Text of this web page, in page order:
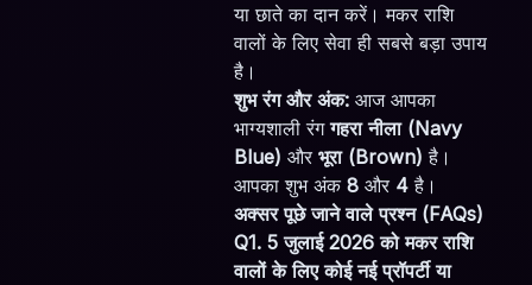
या छाते का दान करें। मकर राशि
वालों के लिए सेवा ही सबसे बड़ा उपाय
है।
शुभ रंग और अंक: आज आपका
भाग्यशाली रंगगहरा नीला (Navy
Blue) और भूरा (Brown) है।
आपका शुभ अंक 8 और 4 है।
अक्सर पूछे जाने वाले प्रश्न (FAQs)
Q1. 5 जुलाई 2026 को मकर राशि
वालों के लिए कोई नई प्रॉपर्टी या